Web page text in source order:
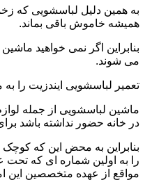
به همین دلیل لباسشویی که
همیشه خاموش باقی بماند.
بنابراین اگر نمی خواهید
می شوند.
تعمیر لباسشویی ایندزیت را
ماشین لباسشویی از جمله
در خانه حضور نداشته باشد
بنابراین به محض این که
را به اولین شماره ای که تحت
مواقع از عهده متخصصین این